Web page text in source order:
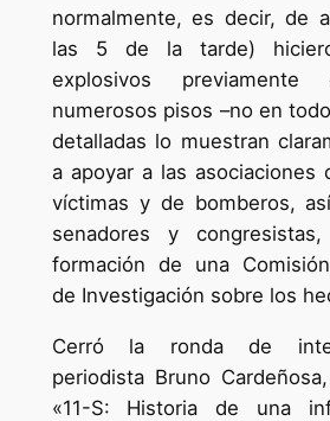
normalmente, es decir, de
las 5 de la tarde)
explosivos previamente
numerosos pisos –no en
detalladas lo muestran
a apoyar a las asociaciones
víctimas y de bomberos,
senadores y
formación de una
de Investigación sobre los
Cerró la ronda de
periodista Bruno
«11-S: Historia de una